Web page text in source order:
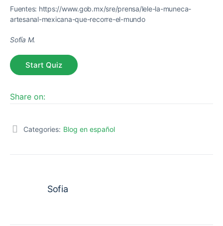
Fuentes: https://www.gob.mx/sre/prensa/lele-la-muneca-
artesanal-mexicana-que-recorre-el-mundo
Sofía M.
Share on:
Categories: Blog en español
Sofia